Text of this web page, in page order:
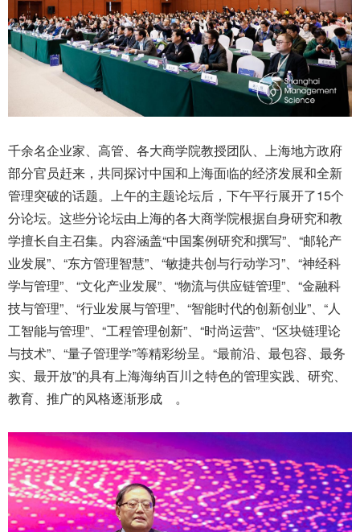
千余名企业家、高管、各大商学院教授团队、上海地方政府
部分官员赶来，共同探讨中国和上海面临的经济发展和全新
管理突破的话题。上午的主题论坛后，下午平行展开了15个
分论坛。这些分论坛由上海的各大商学院根据自身研究和教
学擅长自主召集。内容涵盖“中国案例研究和撰写”、“邮轮产
业发展”、“东方管理智慧”、“敏捷共创与行动学习”、“神经科
学与管理”、“文化产业发展”、“物流与供应链管理”、“金融科
技与管理”、“行业发展与管理”、“智能时代的创新创业”、“人
工智能与管理”、“工程管理创新”、“时尚运营”、“区块链理论
与技术”、“量子管理学”等精彩纷呈。“最前沿、最包容、最务
实、最开放”的具有上海海纳百川之特色的管理实践、研究、
教育、推广的风格逐渐形成 。